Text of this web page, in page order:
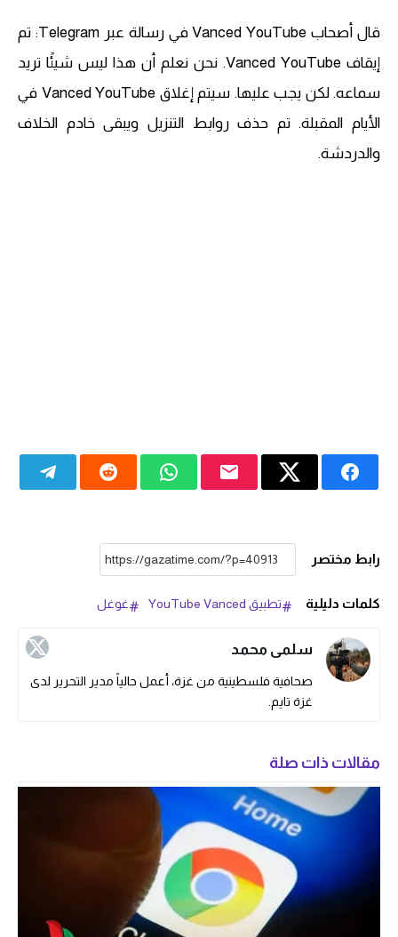
قال أصحاب Vanced YouTube في رسالة عبر Telegram: تم
إيقاف Vanced YouTube. نحن نعلم أن هذا ليس شيئًا تريد
سماعه. لكن يجب عليها. سيتم إغلاق Vanced YouTube في
الأيام المقبلة. تم حذف روابط التنزيل ويبقى خادم الخلاف
والدردشة.
رابط مختصر
كلمات دليلية تطبيق YouTube Vanced غوغل
سلمى محمد
صحافية فلسطينية من غزة، أعمل حالياً مدير التحرير لدى
غزة تايم.
مقالات ذات صلة